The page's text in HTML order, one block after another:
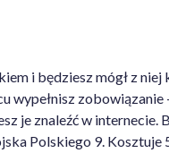
i będziesz mógł z
zobowiązanie
je znaleźć w
Polskiego 9. Kosztuje 5